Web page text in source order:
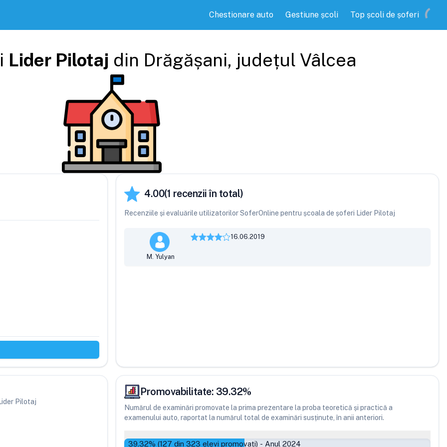
Chestionare auto Gestiune școli Top școli de șoferi
Lider Pilotaj din Drăgășani, județul Vâlcea
4.00(1 recenzii în total)
Recenziile și evaluările utilizatorilor SoferOnline pentru școala de șoferi Lider Pilotaj
M. Yulyan
16.06.2019
Pilotaj
Promovabilitate: 39.32%
Numărul de examinări promovate la prima prezentare la proba teoretică și practică a
examenului auto, raportat la numărul total de examinări susținute, în anii anteriori.
39.32% (127 din 323 elevi promovați) - Anul 2024